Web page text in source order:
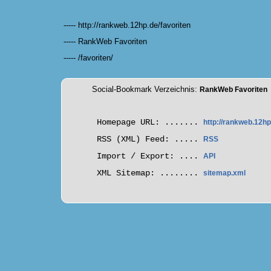
----- http://rankweb.12hp.de/favoriten
----- RankWeb Favoriten
----- /favoriten/
Social-Bookmark Verzeichnis: RankWeb Favoriten
Homepage URL: ....... http://
RSS (XML) Feed: ..... RSS
Import / Export: .... API
XML Sitemap: ........ sitemap.xml